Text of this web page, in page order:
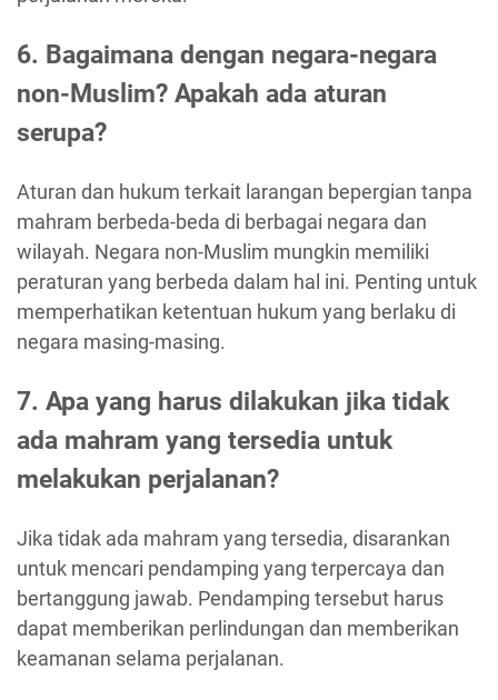
6. Bagaimana dengan negara-negara
non-Muslim? Apakah ada aturan
serupa?
Aturan dan hukum terkait larangan bepergian tanpa
mahram berbeda-beda di berbagai negara dan
wilayah. Negara non-Muslim mungkin memiliki
peraturan yang berbeda dalam hal ini. Penting untuk
memperhatikan ketentuan hukum yang berlaku di
negara masing-masing.
7. Apa yang harus dilakukan jika tidak
ada mahram yang tersedia untuk
melakukan perjalanan?
Jika tidak ada mahram yang tersedia, disarankan
untuk mencari pendamping yang terpercaya dan
bertanggung jawab. Pendamping tersebut harus
dapat memberikan perlindungan dan memberikan
keamanan selama perjalanan.